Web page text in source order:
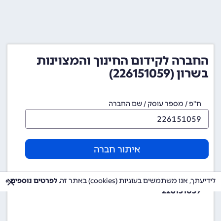
החברה לקידום החינוך והמצוינות
בשרון (226151059)
ח"פ / מספר עוסק / שם החברה
איתור חברה
226151059
לידיעתך, אנו משתמשים בעוגיות (cookies) באתר זה. לפרטים נוספים »